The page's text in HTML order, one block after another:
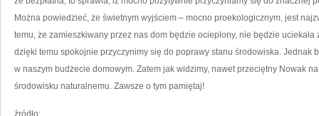
Można powiedzieć, że świetnym wyjściem – mocno proekologicznym, jest
temu, że zamieszkiwany przez nas dom będzie ocieplony, nie będzie uciekała
dzięki temu spokojnie przyczynimy się do poprawy stanu środowiska. Jednak
w naszym budżecie domowym. Zatem jak widzimy, nawet przeciętny Nowak
środowisku naturalnemu. Zawsze o tym pamiętaj!
źródło: